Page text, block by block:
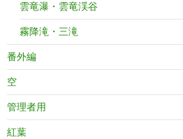
雲竜瀑・雲竜渓谷
霧降滝・三滝
番外編
空
管理者用
紅葉